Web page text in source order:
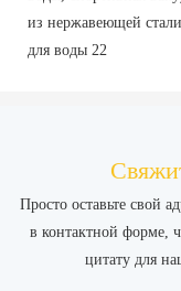
Просто оставьте свой
в контактной форме,
цитату для